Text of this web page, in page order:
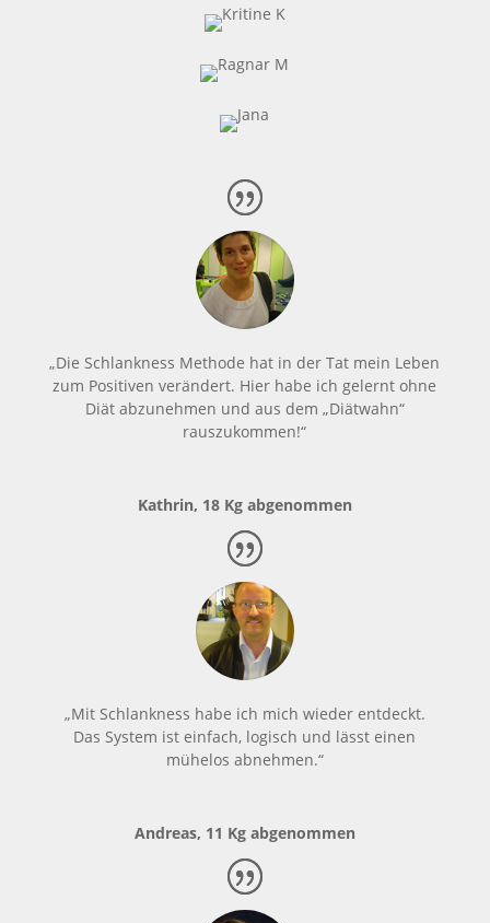
„Die Schlankness Methode hat in der Tat mein Leben
zum Positiven verändert. Hier habe ich gelernt ohne
Diät abzunehmen und aus dem „Diätwahn“
rauszukommen!“
Kathrin, 18 Kg abgenommen
„Mit Schlankness habe ich mich wieder entdeckt.
Das System ist einfach, logisch und lässt einen
mühelos abnehmen.“
Andreas, 11 Kg abgenommen